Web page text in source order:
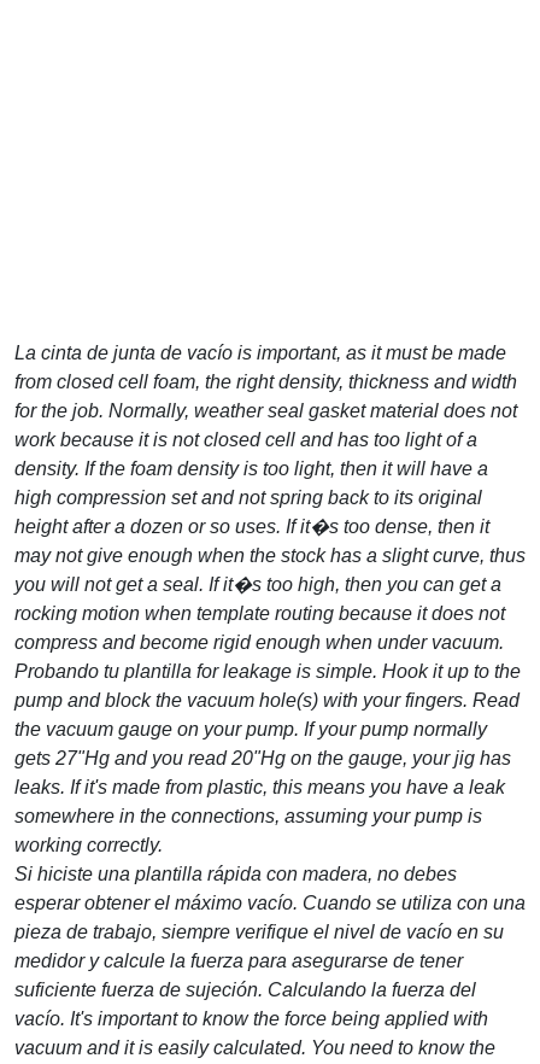
La cinta de junta de vacío is important, as it must be made
from closed cell foam, the right density, thickness and width
for the job. Normally, weather seal gasket material does not
work because it is not closed cell and has too light of a
density. If the foam density is too light, then it will have a
high compression set and not spring back to its original
height after a dozen or so uses. If it�s too dense, then it
may not give enough when the stock has a slight curve, thus
you will not get a seal. If it�s too high, then you can get a
rocking motion when template routing because it does not
compress and become rigid enough when under vacuum.
Probando tu plantilla for leakage is simple. Hook it up to the
pump and block the vacuum hole(s) with your fingers. Read
the vacuum gauge on your pump. If your pump normally
gets 27"Hg and you read 20"Hg on the gauge, your jig has
leaks. If it's made from plastic, this means you have a leak
somewhere in the connections, assuming your pump is
working correctly.
Si hiciste una plantilla rápida con madera, no debes
esperar obtener el máximo vacío. Cuando se utiliza con una
pieza de trabajo, siempre verifique el nivel de vacío en su
medidor y calcule la fuerza para asegurarse de tener
suficiente fuerza de sujeción. Calculando la fuerza del
vacío. It's important to know the force being applied with
vacuum and it is easily calculated. You need to know the